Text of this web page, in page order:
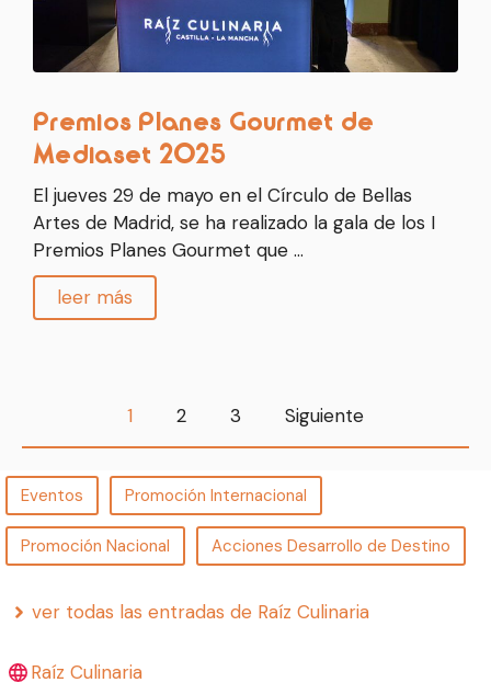
Premios Planes Gourmet de
Mediaset 2025
El jueves 29 de mayo en el Círculo de Bellas
Artes de Madrid, se ha realizado la gala de los I
Premios Planes Gourmet que …
leer más
1 2 3 Siguiente
Eventos Promoción Internacional
Promoción Nacional Acciones Desarrollo de Destino
ver todas las entradas de Raíz Culinaria
Raíz Culinaria